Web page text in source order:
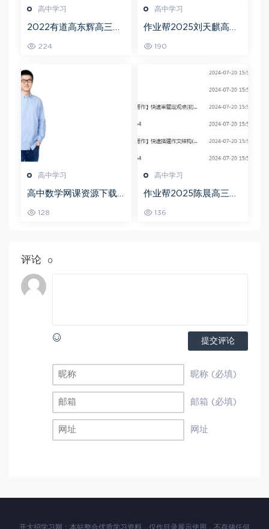
高中学习
2022有道高东辉高三化
频教程+讲义+点睛班
224
高中学习
作业帮2025刘天麒高二
190
高中学习
高中数学网课资源下载
数学秋季班
128
高中学习
作业帮2025陈晨高三语
班
136
评论 0
提交评论
昵称 (必填)
邮箱 (必填)
网址
开大招学习网：本站整合优质学习资料，仅作目录展示使用，不存储任何